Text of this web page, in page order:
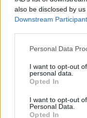
also be disclosed by
Downstream
Please note that this
not limited to your visit
grant or deny consent
use your data for
consent section.
Personal Data
I want to opt-out
personal data.
Opted In
I want to opt-out
Personal Data.
Opted In